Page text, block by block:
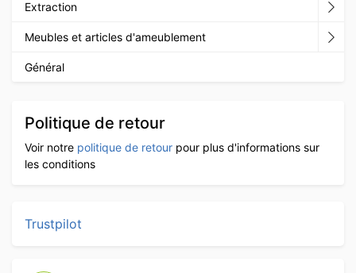
Extraction
Meubles et articles d'ameublement
Général
Politique de retour
Voir notre politique de retour pour plus d'informations sur
les conditions
Trustpilot